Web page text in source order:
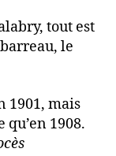
tout est
le
1901, mais
1908.